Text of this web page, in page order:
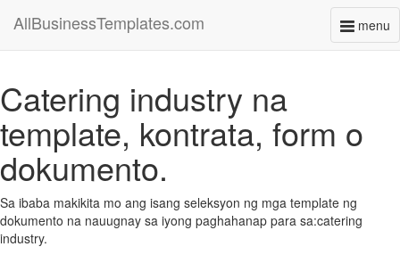
menu
AllBusinessTemplates.com
Catering industry na
template, kontrata, form o
dokumento.
Sa ibaba makikita mo ang isang seleksyon ng mga template ng
dokumento na nauugnay sa iyong paghahanap para sa:catering
industry.